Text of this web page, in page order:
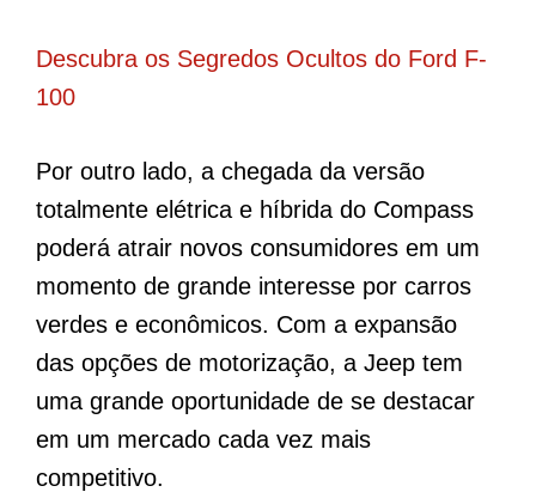
Descubra os Segredos Ocultos do Ford F-
100
Por outro lado, a chegada da versão
totalmente elétrica e híbrida do Compass
poderá atrair novos consumidores em um
momento de grande interesse por carros
verdes e econômicos. Com a expansão
das opções de motorização, a Jeep tem
uma grande oportunidade de se destacar
em um mercado cada vez mais
competitivo.